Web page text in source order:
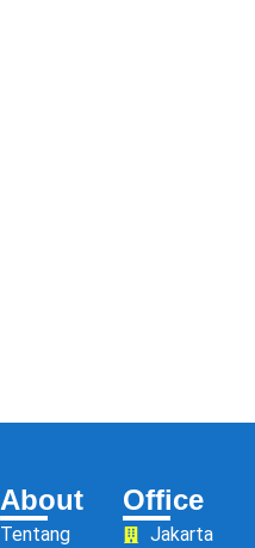
About
Tentang
Office
Jakarta